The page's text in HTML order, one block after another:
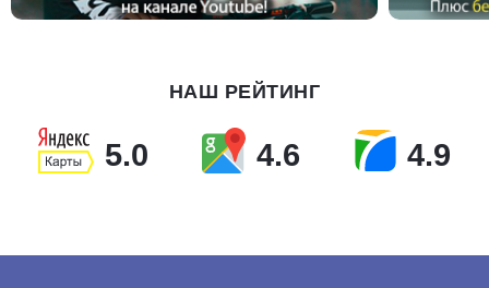
НАШ РЕЙТИНГ
5.0 4.6 4.9